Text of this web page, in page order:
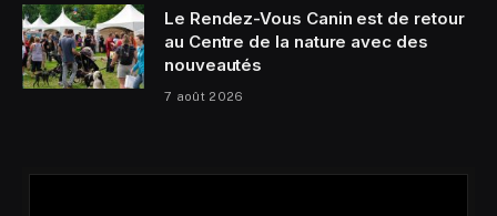
Le Rendez-Vous Canin est de retour
au Centre de la nature avec des
nouveautés
7 août 2026